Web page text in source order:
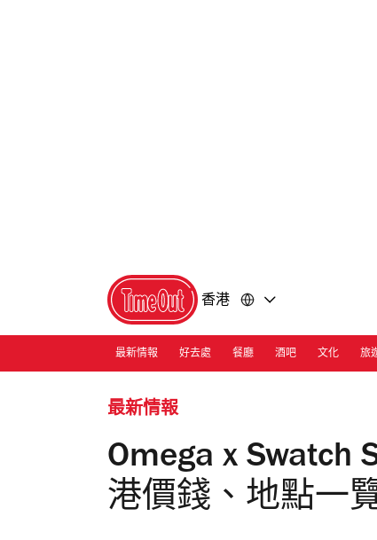
香港
最新情報 好去處 餐廳 酒吧 文化 旅
最新情報
Omega x Swatch
港價錢、地點一